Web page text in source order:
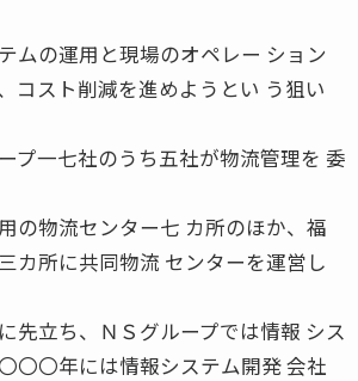
ムの運用と現場のオペレー ション
コスト削減を進めようとい う狙い
プ一七社のうち五社が物流管理を 委
の物流センター七 カ所のほか、福
カ所に共同物流 センターを運営し
先立ち、ＮＳグループでは情報 シス
〇〇年には情報システム開発 会社